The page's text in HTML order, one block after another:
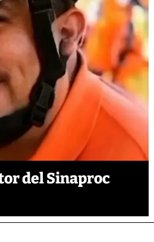
del Sinaproc